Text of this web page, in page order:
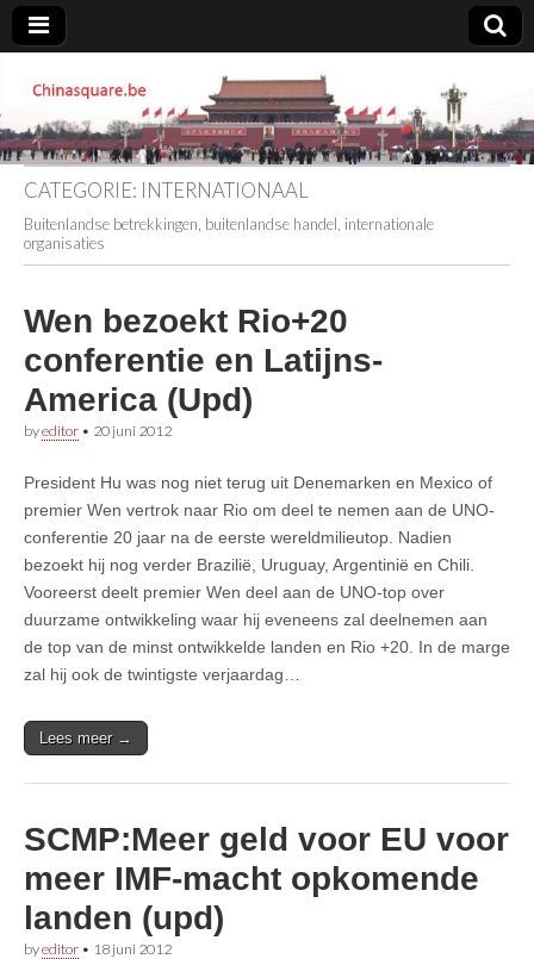
Chinasquare.be
CATEGORIE: INTERNATIONAAL
Buitenlandse betrekkingen, buitenlandse handel, internationale
organisaties
Wen bezoekt Rio+20
conferentie en Latijns-
America (Upd)
byeditor • 20 juni 2012
President Hu was nog niet terug uit Denemarken en Mexico of
premier Wen vertrok naar Rio om deel te nemen aan de UNO-
conferentie 20 jaar na de eerste wereldmilieutop. Nadien
bezoekt hij nog verder Brazilië, Uruguay, Argentinië en Chili.
Vooreerst deelt premier Wen deel aan de UNO-top over
duurzame ontwikkeling waar hij eveneens zal deelnemen aan
de top van de minst ontwikkelde landen en Rio +20. In de marge
zal hij ook de twintigste verjaardag…
Lees meer →
SCMP:Meer geld voor EU voor
meer IMF-macht opkomende
landen (upd)
byeditor • 18 juni 2012